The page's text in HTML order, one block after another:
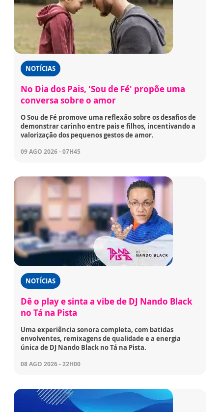
NOTÍCIAS
No Dia dos Pais, 'Sou de Fé' propõe uma
conversa sobre o amor
O Sou de Fé promove uma reflexão sobre os desafios de
demonstrar carinho entre pais e filhos, incentivando a
valorização dos pequenos gestos de amor.
09 AGO 2026 - 07H45
NOTÍCIAS
Dê o play e sinta a vibe de DJ Nando Black
no Tá na Pista
Uma experiência sonora completa, com batidas
envolventes, remixagens de qualidade e a energia
única de DJ Nando Black no Tá na Pista.
08 AGO 2026 - 22H00